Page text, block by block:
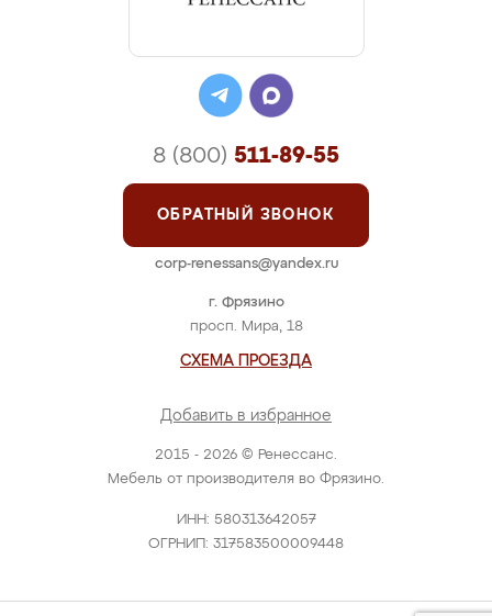
2015 - 2026 © Ренессанс.
Мебель от производителя во Фрязино.
ИНН: 580313642057
ОГРНИП: 317583500009448
г. Фрязино
просп. Мира, 18
СХЕМА ПРОЕЗДА
Добавить в избранное
8 (800) 511-89-55
ОБРАТНЫЙ ЗВОНОК
corp-renessans@yandex.ru